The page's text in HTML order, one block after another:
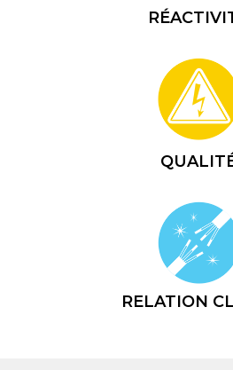
RELATION